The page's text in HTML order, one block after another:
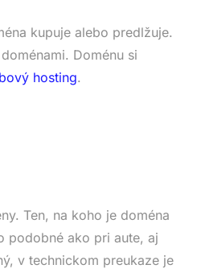
kupuje alebo predlžuje.
Doménu si
hosting.
Ten, na koho je doména
podobné ako pri aute, aj
v technickom preukaze je